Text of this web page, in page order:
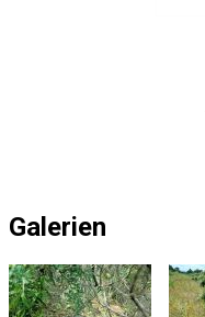
Galerien